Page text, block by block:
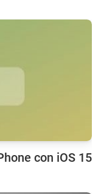
con iOS 15